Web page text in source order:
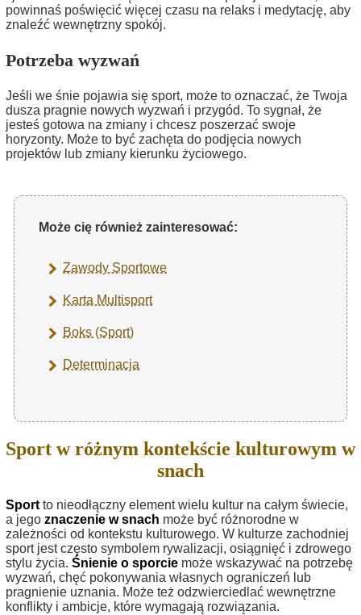
powinnaś poświęcić więcej czasu na relaks i medytację, aby
znaleźć wewnętrzny spokój.
Potrzeba wyzwań
Jeśli we śnie pojawia się sport, może to oznaczać, że Twoja
dusza pragnie nowych wyzwań i przygód. To sygnał, że
jesteś gotowa na zmiany i chcesz poszerzać swoje
horyzonty. Może to być zachęta do podjęcia nowych
projektów lub zmiany kierunku życiowego.
Może cię również zainteresować:
Zawody Sportowe
Karta Multisport
Boks (Sport)
Determinacja
Sport w różnym kontekście kulturowym w
snach
Sport to nieodłączny element wielu kultur na całym świecie,
a jego znaczenie w snach może być różnorodne w
zależności od kontekstu kulturowego. W kulturze zachodniej
sport jest często symbolem rywalizacji, osiągnięć i zdrowego
stylu życia. Śnienie o sporcie może wskazywać na potrzebę
wyzwań, chęć pokonywania własnych ograniczeń lub
pragnienie uznania. Może też odzwierciedlać wewnętrzne
konflikty i ambicje, które wymagają rozwiązania.